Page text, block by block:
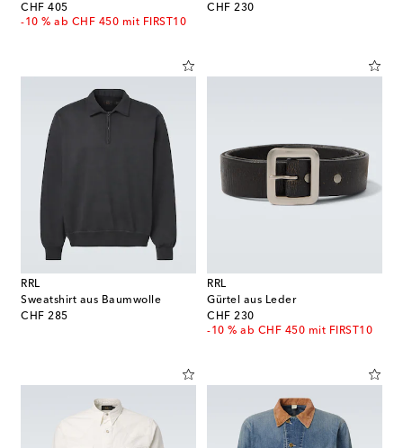
CHF 405
original price
-10 % ab CHF 450 mit FIRST10
CHF 230
original price
RRL
Sweatshirt aus Baumwolle
CHF 285
original price
RRL
Gürtel aus Leder
CHF 230
original price
-10 % ab CHF 450 mit FIRST10